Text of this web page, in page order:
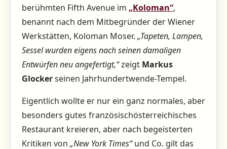
berühmten Fifth Avenue im „Koloman“,
benannt nach dem Mitbegründer der Wiener
Werkstätten, Koloman Moser. „Tapeten, Lampen,
Sessel wurden eigens nach seinen damaligen
Entwürfen neu angefertigt,“zeigt Markus
Glockerseinen Jahrhundertwende-Tempel.
Eigentlich wollte er nur ein ganz normales, aber
besonders gutes französischösterreichisches
Restaurant kreieren, aber nach begeisterten
Kritiken von „New York Times“und Co. gilt das